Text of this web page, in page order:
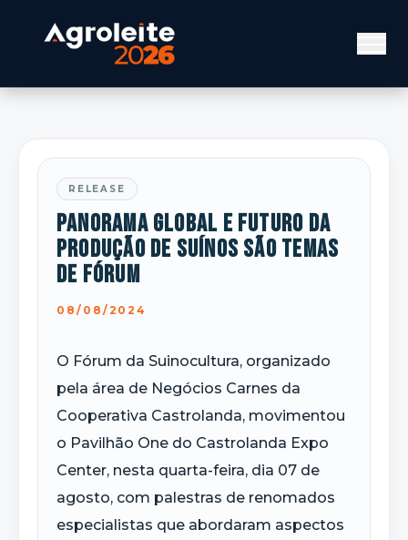
RELEASE
Panorama global e futuro da
produção de suínos são temas
de fórum
08/08/2024
O Fórum da Suinocultura, organizado
pela área de Negócios Carnes da
Cooperativa Castrolanda, movimentou
o Pavilhão One do Castrolanda Expo
Center, nesta quarta-feira, dia 07 de
agosto, com palestras de renomados
especialistas que abordaram aspectos